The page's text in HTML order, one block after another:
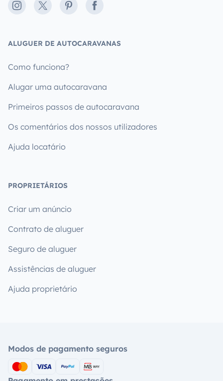
Instagram
X PinterestFacebook
ALUGUER DE AUTOCARAVANAS
Como funciona?
Alugar uma autocaravana
Primeiros passos de autocaravana
Os comentários dos nossos utilizadores
Ajuda locatário
PROPRIETÁRIOS
Criar um anúncio
Contrato de aluguer
Seguro de aluguer
Assistências de aluguer
Ajuda proprietário
Modos de pagamento seguros